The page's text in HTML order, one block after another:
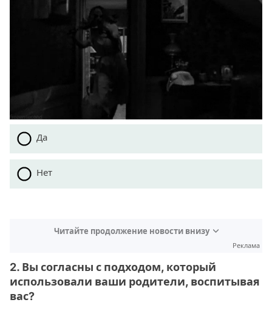
Да
Нет
Читайте продолжение новости внизу
Реклама
2. Вы согласны с подходом, который
использовали ваши родители, воспитывая
вас?